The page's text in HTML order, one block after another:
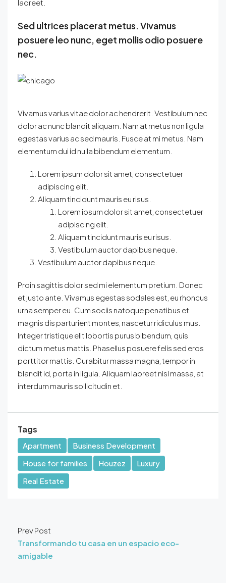
laoreet.
Sed ultrices placerat metus. Vivamus
posuere leo nunc, eget mollis odio posuere
nec.
Vivamus varius vitae dolor ac hendrerit. Vestibulum nec
dolor ac nunc blandit aliquam. Nam at metus non ligula
egestas varius ac sed mauris. Fusce at mi metus. Nam
elementum dui id nulla bibendum elementum.
Lorem ipsum dolor sit amet, consectetuer
adipiscing elit.
Aliquam tincidunt mauris eu risus.
Lorem ipsum dolor sit amet, consectetuer
adipiscing elit.
Aliquam tincidunt mauris eu risus.
Vestibulum auctor dapibus neque.
Vestibulum auctor dapibus neque.
Proin sagittis dolor sed mi elementum pretium. Donec
et justo ante. Vivamus egestas sodales est, eu rhoncus
urna semper eu. Cum sociis natoque penatibus et
magnis dis parturient montes, nascetur ridiculus mus.
Integer tristique elit lobortis purus bibendum, quis
dictum metus mattis. Phasellus posuere felis sed eros
porttitor mattis. Curabitur massa magna, tempor in
blandit id, porta in ligula. Aliquam laoreet nisl massa, at
interdum mauris sollicitudin et.
Tags
Apartment
Business Development
House for families
Houzez
Luxury
Real Estate
Prev Post
Transformando tu casa en un espacio eco-
amigable